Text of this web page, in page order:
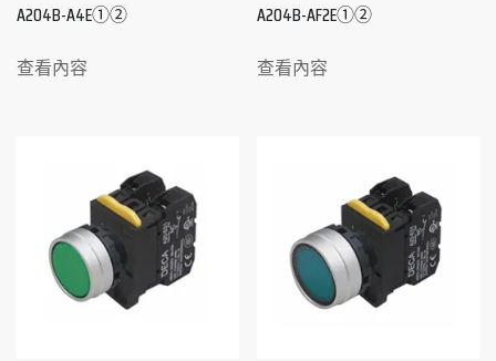
A204B-A4E①②
查看內容
A204B-AF2E①②
查看內容